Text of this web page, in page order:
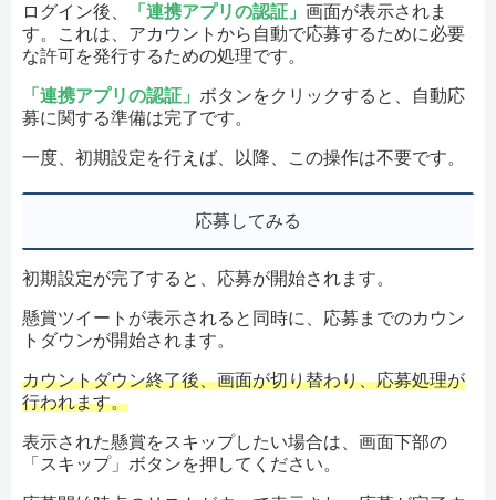
ログイン後、 「連携アプリの認証」 画面が表示されま
す。これは、アカウントから自動で応募するために必要
な許可を発行するための処理です。
「連携アプリの認証」 ボタンをクリックすると、自動応
募に関する準備は完了です。
一度、初期設定を行えば、以降、この操作は不要です。
応募してみる
初期設定が完了すると、応募が開始されます。
懸賞ツイートが表示されると同時に、応募までのカウン
トダウンが開始されます。
カウントダウン終了後、画面が切り替わり、応募処理が
行われます。
表示された懸賞をスキップしたい場合は、画面下部の
「スキップ」ボタンを押してください。